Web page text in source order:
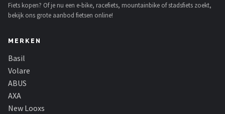
Fiets kopen? Of je nu een e-bike, racefiets, mountainbike of stadsfiets zoekt,
bekijk ons grote aanbod fietsen online!
MERKEN
Basil
Volare
ABUS
AXA
New Looxs